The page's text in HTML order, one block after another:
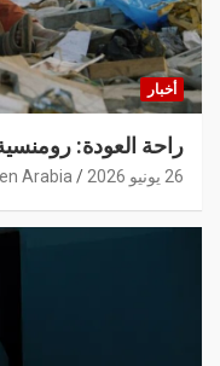
أخبار
راحة العودة:
26 يونيو 2026 Arabia